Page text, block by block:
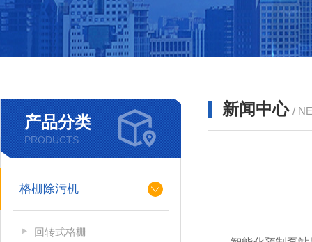
产品分类
PRODUCTS
格栅除污机
回转式格栅
新闻中心 /